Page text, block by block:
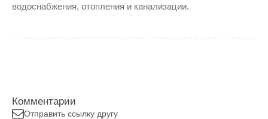
водоснабжения, отопления и канализации.
Комментарии
Отправить ссылку другу